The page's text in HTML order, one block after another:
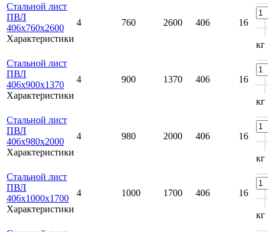
Стальной лист
ПВЛ
406х760х2600
Характеристики
4 760 2600 406 16
кг
Стальной лист
ПВЛ
406х900х1370
Характеристики
4 900 1370 406 16
кг
Стальной лист
ПВЛ
406х980х2000
Характеристики
4 980 2000 406 16
кг
Стальной лист
ПВЛ
406х1000х1700
Характеристики
4 1000 1700 406 16
кг